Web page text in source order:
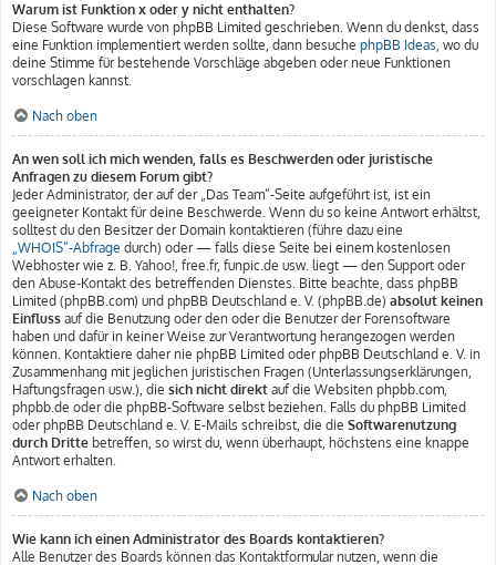
Warum ist Funktion x oder y nicht enthalten?
Diese Software wurde von phpBB Limited geschrieben. Wenn du denkst, dass
eine Funktion implementiert werden sollte, dann besuche phpBB Ideas, wo du
deine Stimme für bestehende Vorschläge abgeben oder neue Funktionen
vorschlagen kannst.
Nach oben
An wen soll ich mich wenden, falls es Beschwerden oder juristische
Anfragen zu diesem Forum gibt?
Jeder Administrator, der auf der „Das Team“-Seite aufgeführt ist, ist ein
geeigneter Kontakt für deine Beschwerde. Wenn du so keine Antwort erhältst,
solltest du den Besitzer der Domain kontaktieren (führe dazu eine
„WHOIS“-Abfrage durch) oder — falls diese Seite bei einem kostenlosen
Webhoster wie z. B. Yahoo!, free.fr, funpic.de usw. liegt — den Support oder
den Abuse-Kontakt des betreffenden Dienstes. Bitte beachte, dass phpBB
Limited (phpBB.com) und phpBB Deutschland e. V. (phpBB.de) absolut keinen
Einfluss auf die Benutzung oder den oder die Benutzer der Forensoftware
haben und dafür in keiner Weise zur Verantwortung herangezogen werden
können. Kontaktiere daher nie phpBB Limited oder phpBB Deutschland e. V. in
Zusammenhang mit jeglichen juristischen Fragen (Unterlassungserklärungen,
Haftungsfragen usw.), die sich nicht direkt auf die Websiten phpbb.com,
phpbb.de oder die phpBB-Software selbst beziehen. Falls du phpBB Limited
oder phpBB Deutschland e. V. E-Mails schreibst, die die Softwarenutzung
durch Dritte betreffen, so wirst du, wenn überhaupt, höchstens eine knappe
Antwort erhalten.
Nach oben
Wie kann ich einen Administrator des Boards kontaktieren?
Alle Benutzer des Boards können das Kontaktformular nutzen, wenn die